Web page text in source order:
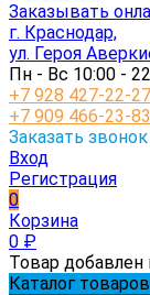
Заказывать
г. Краснодар,
ул. Героя
Пн - Вс 10:00 -
+7 928 427-22-27
+7 909 466-23-83
Заказать звонок
Вход
Регистрация
0
Корзина
0 ₽
Товар добавлен
Каталог товаров